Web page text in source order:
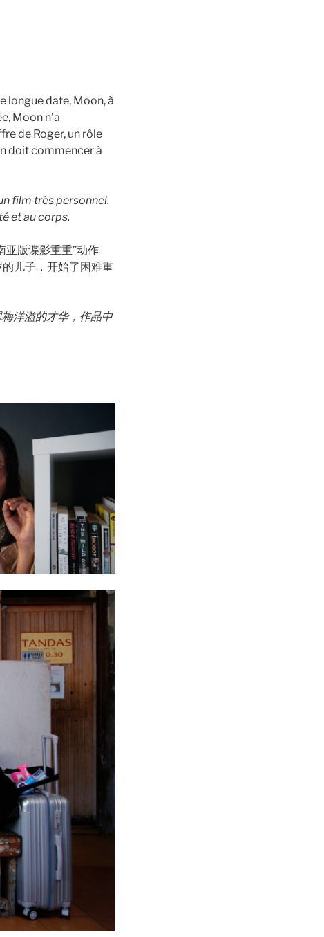
longue date, Moon, à
Moon n’a
de Roger, un rôle
doit commencer à
film très personnel.
et au corps.
亚版谍影重重”动作
儿子，开始了困难重
洋溢的才华，作品中